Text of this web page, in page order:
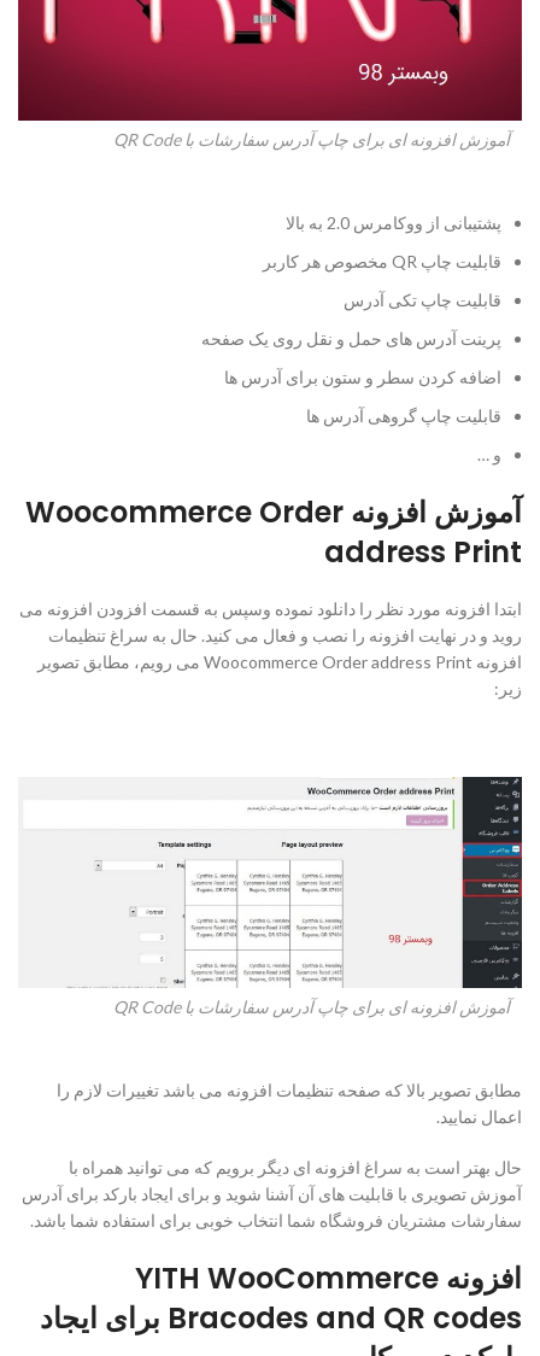
آموزش افزونه ای برای چاپ آدرس سفارشات با QR Code
پشتیبانی از ووکامرس 2.0 به بالا
قابلیت چاپ QR مخصوص هر کاربر
قابلیت چاپ تکی آدرس
پرینت آدرس های حمل و نقل روی یک صفحه
اضافه کردن سطر و ستون برای آدرس ها
قابلیت چاپ گروهی آدرس ها
و …
آموزش افزونه Woocommerce Order
address Print
ابتدا افزونه مورد نظر را دانلود نموده وسپس به قسمت افزودن افزونه می
روید و در نهایت افزونه را نصب و فعال می کنید. حال به سراغ تنظیمات
افزونه Woocommerce Order address Print می رویم، مطابق تصویر
زیر:
آموزش افزونه ای برای چاپ آدرس سفارشات با QR Code
مطابق تصویر بالا که صفحه تنظیمات افزونه می باشد تغییرات لازم را
اعمال نمایید.
حال بهتر است به سراغ افزونه ای دیگر برویم که می توانید همراه با
آموزش تصویری با قابلیت های آن آشنا شوید و برای ایجاد بارکد برای آدرس
سفارشات مشتریان فروشگاه شما انتخاب خوبی برای استفاده شما باشد.
افزونه YITH WooCommerce
Bracodes and QR codes برای ایجاد